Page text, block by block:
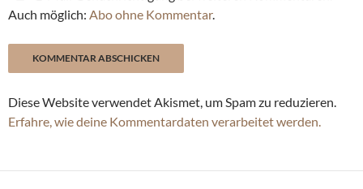
Auch möglich: Abo ohne Kommentar.
Diese Website verwendet Akismet, um Spam zu reduzieren.
Erfahre, wie deine Kommentardaten verarbeitet werden.